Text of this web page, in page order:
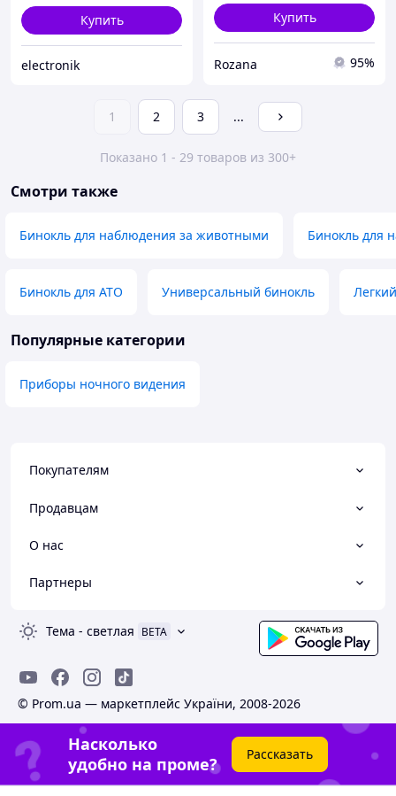
Купить
electronik
Купить
Rozana 95%
1 2 3 ...
Показано 1 - 29 товаров из 300+
Смотри также
Бинокль для наблюдения за животными Бинокль для
Бинокль для АТО Универсальный бинокль
Популярные категории
Приборы ночного видения
Покупателям
Продавцам
О нас
Партнеры
Тема - светлая BETA
© Prom.ua — маркетплейс України, 2008-2026
Насколько
удобно на проме?
Рассказать